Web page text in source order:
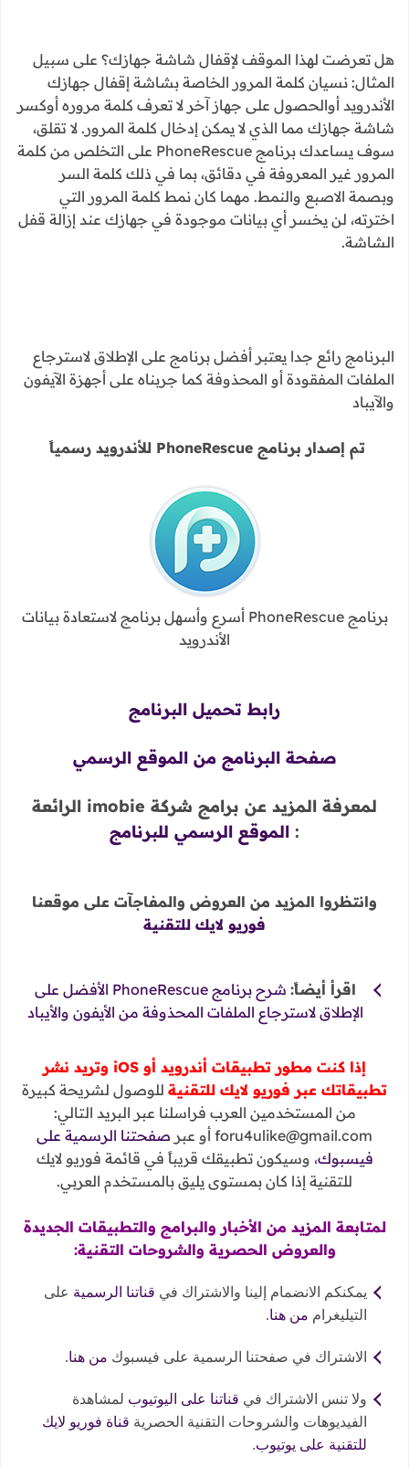
هل تعرضت لهذا الموقف لإقفال شاشة جهازك؟ على سبيل
المثال: نسيان كلمة المرور الخاصة بشاشة إقفال جهازك
الأندرويد أوالحصول على جهاز آخر لا تعرف كلمة مروره أوكسر
شاشة جهازك مما الذي لا يمكن إدخال كلمة المرور. لا تقلق،
سوف يساعدك برنامج PhoneRescue على التخلص من كلمة
المرور غير المعروفة في دقائق، بما في ذلك كلمة السر
وبصمة الاصبع والنمط. مهما كان نمط كلمة المرور التي
اخترته، لن يخسر أي بيانات موجودة في جهازك عند إزالة قفل
الشاشة.
البرنامج رائع جدا يعتبر أفضل برنامج على الإطلاق لاسترجاع
الملفات المفقودة أو المحذوفة كما جربناه على أجهزة الآيفون
والآيباد
تم إصدار برنامجPhoneRescue للأندرويد رسمياً
برنامج PhoneRescue
أسرع وأسهل برنامج لاستعادة بيانات
الأندرويد
رابط تحميل البرنامج
صفحة البرنامج من الموقع الرسمي
لمعرفة المزيد عن برامج شركة imobie الرائعة
: الموقع الرسمي للبرنامج
وانتظروا المزيد من العروض والمفاجآت على موقعنا
فوريو لايك للتقنية
اقرأ أيضاً:
شرح برنامج PhoneRescue الأفضل على
الإطلاق لاسترجاع الملفات المحذوفة من الأيفون والأيباد
إذا كنت مطور تطبيقات أندرويد أو iOS وتريد نشر
تطبيقاتك عبر فوريو لايك للتقنية للوصول لشريحة كبيرة
من المستخدمين العرب فراسلنا عبر البريد التالي:
foru4ulike@gmail.com أو عبر
صفحتنا الرسمية على
فيسبوك، وسيكون تطبيقك قريباً في قائمة فوريو لايك
للتقنية إذا كان بمستوى يليق بالمستخدم العربي.
لمتابعة المزيد من الأخبار والبرامج والتطبيقات الجديدة
والعروض الحصرية والشروحات التقنية:
يمكنكم الانضمام إلينا والاشتراك في قناتنا الرسمية على
التيليغرام من هنا.
الاشتراك في صفحتنا الرسمية على فيسبوك من هنا.
ولا تنس الاشتراك في قناتنا على اليوتيوب لمشاهدة
الفيديوهات والشروحات التقنية الحصرية قناة فوريو لايك
للتقنية على يوتيوب.